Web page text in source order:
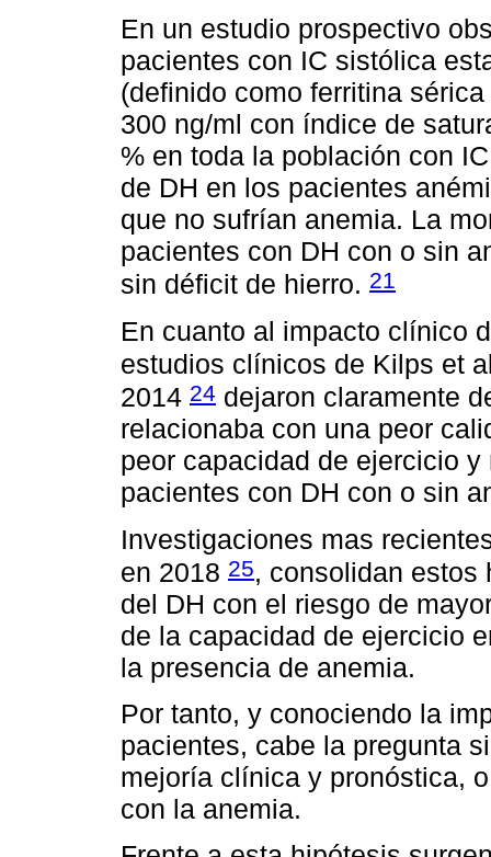
En un estudio prospectivo
pacientes con IC sistólica
(definido como ferritina
300 ng/ml con índice de
% en toda la población con
de DH en los pacientes
que no sufrían anemia. La
pacientes con DH con o sin
sin déficit de hierro. 21
En cuanto al impacto clínico
estudios clínicos de Kilps et
2014 24 dejaron claramente
relacionaba con una peor
peor capacidad de ejercicio
pacientes con DH con o sin
Investigaciones mas
en 2018 25, consolidan estos
del DH con el riesgo de
de la capacidad de ejercicio
la presencia de anemia.
Por tanto, y conociendo la
pacientes, cabe la pregunta
mejoría clínica y pronóstica,
con la anemia.